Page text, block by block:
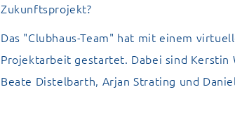
Zukunftsprojekt?
Das "Clubhaus-Team" hat mit einem
Projektarbeit gestartet. Dabei sind
Beate Distelbarth, Arjan Strating und